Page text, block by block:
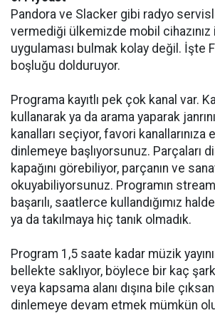
Pandora ve Slacker gibi radyo
vermediği ülkemizde mobil
uygulaması bulmak kolay değil. İşte
boşluğu dolduruyor.
Programa kayıtlı pek çok kanal var.
kullanarak ya da arama yaparak
kanalları seçiyor, favori kanallarınıza
dinlemeye başlıyorsunuz. Parçaları
kapağını görebiliyor, parçanın ve
okuyabiliyorsunuz. Programın
başarılı, saatlerce kullandığımız
ya da takılmaya hiç tanık olmadık.
Program 1,5 saate kadar müzik
bellekte saklıyor, böylece bir kaç
veya kapsama alanı dışına bile
dinlemeye devam etmek mümkün